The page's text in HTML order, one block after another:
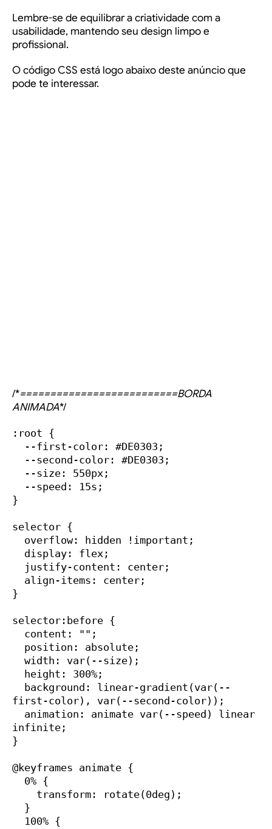
Lembre-se de equilibrar a criatividade com a
usabilidade, mantendo seu design limpo e
profissional.
O código CSS está logo abaixo deste anúncio que
pode te interessar.
/*==========================BORDA
ANIMADA*/
:root {
}
selector {
}
selector:before {
first-color), var(--second-color));
infinite;
}
@keyframes animate {